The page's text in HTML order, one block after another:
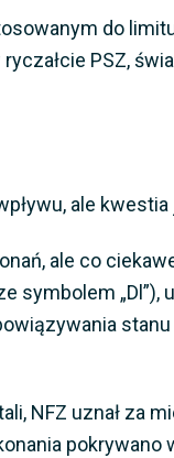
do
PSZ,
ale
ale co
„Dl”),
NFZ uznał
pokrywano